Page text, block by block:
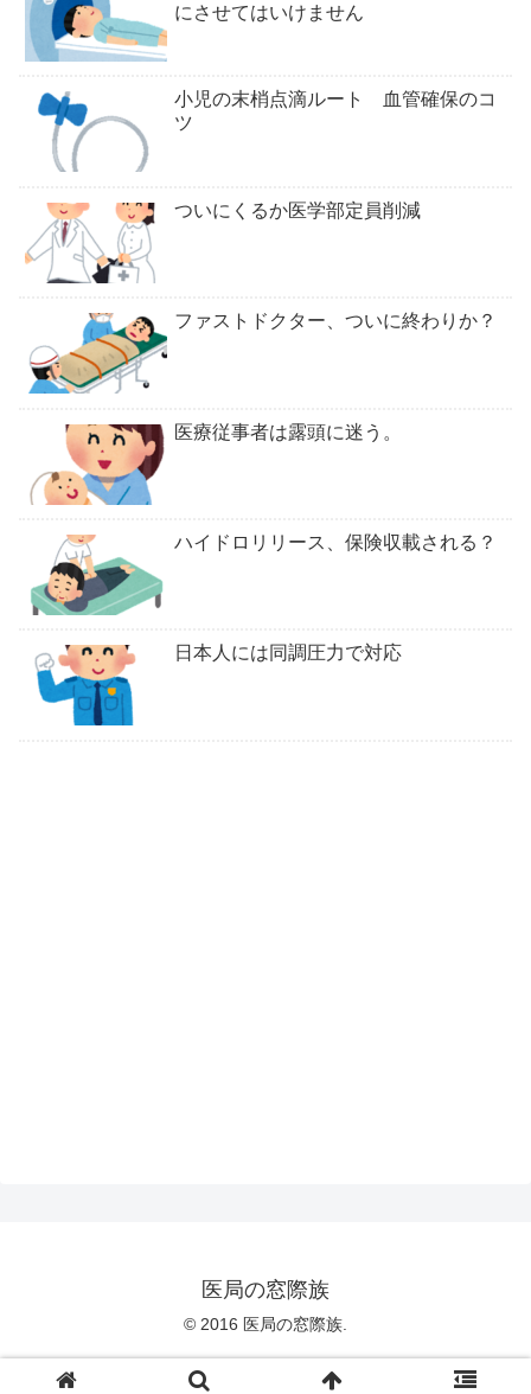
にさせてはいけません
小児の末梢点滴ルート 血管確保のコ
ツ
ついにくるか医学部定員削減
ファストドクター、ついに終わりか？
医療従事者は露頭に迷う。
ハイドロリリース、保険収載される？
日本人には同調圧力で対応
医局の窓際族
© 2016 医局の窓際族.